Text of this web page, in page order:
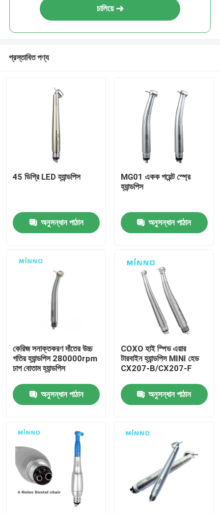
বাড়ি
পণ্য
আমাদের সম্পর্কে
কারখানা ভ্রমণ
মান নিয়ন্ত্রণ
আমাদের সাথে যোগাযোগ করুন
দাঁতের চিকিৎসা সরঞ্জাম
কম গতির ডেন্টাল হ্যান্ডপিস
ডেন্টাল হাই স্পিড হ্যান্ডপিস
চালিয়ে
প্রস্তাবিত পণ্য
45 ডিগ্রি LED হ্যান্ডপিস
অনুসন্ধান পাঠান
MG01 একক পয়েন্ট স্প্রে
হ্যান্ডপিস
অনুসন্ধান পাঠান
কেরিজ সনাক্তকরণ দাঁতের উচ্চ
গতির হ্যান্ডপিস 280000rpm
চাপ বোতাম হ্যান্ডপিস
অনুসন্ধান পাঠান
COXO হাই স্পিড এয়ার
টারবাইন হ্যান্ডপিস MINI হেড
CX207-B/CX207-F
অনুসন্ধান পাঠান